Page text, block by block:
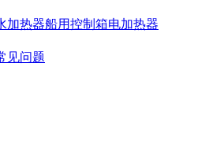
加热器船用控制箱电加热器
见问题